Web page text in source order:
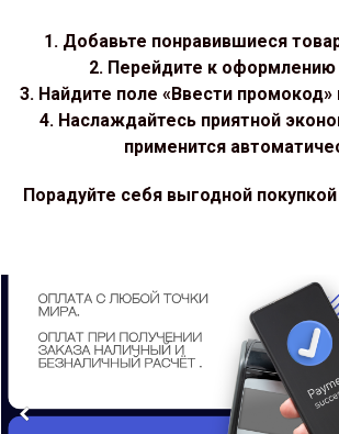
1. Добавьте понравившиеся
2. Перейдите к оформлению
3. Найдите поле «Ввести промокод»
4. Наслаждайтесь приятной
применится
Порадуйте себя выгодной